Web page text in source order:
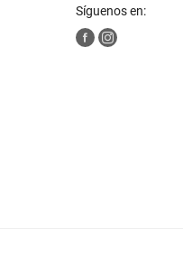
deportes
Síguenos en: